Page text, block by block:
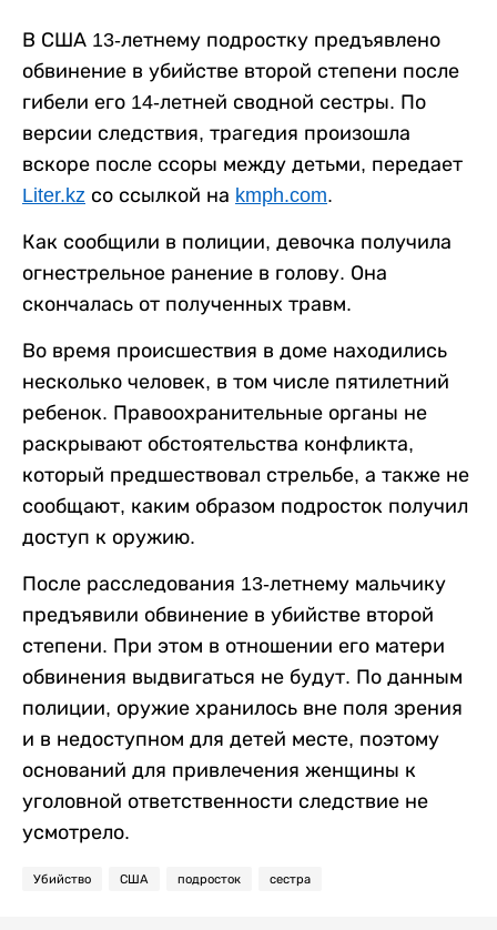
В США 13-летнему подростку предъявлено
обвинение в убийстве второй степени после
гибели его 14-летней сводной сестры. По
версии следствия, трагедия произошла
вскоре после ссоры между детьми, передает
Liter.kz со ссылкой на kmph.com.
Как сообщили в полиции, девочка получила
огнестрельное ранение в голову. Она
скончалась от полученных травм.
Во время происшествия в доме находились
несколько человек, в том числе пятилетний
ребенок. Правоохранительные органы не
раскрывают обстоятельства конфликта,
который предшествовал стрельбе, а также не
сообщают, каким образом подросток получил
доступ к оружию.
После расследования 13-летнему мальчику
предъявили обвинение в убийстве второй
степени. При этом в отношении его матери
обвинения выдвигаться не будут. По данным
полиции, оружие хранилось вне поля зрения
и в недоступном для детей месте, поэтому
оснований для привлечения женщины к
уголовной ответственности следствие не
усмотрело.
Убийство США подросток сестра